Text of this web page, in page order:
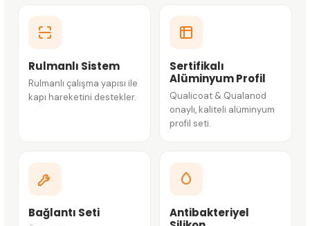
Rulmanlı Sistem
Rulmanlı çalışma yapısı ile
kapı hareketini destekler.
Sertifikalı
Alüminyum Profil
Qualicoat & Qualanod
onaylı, kaliteli alüminyum
profil seti.
Bağlantı Seti
Antibakteriyel